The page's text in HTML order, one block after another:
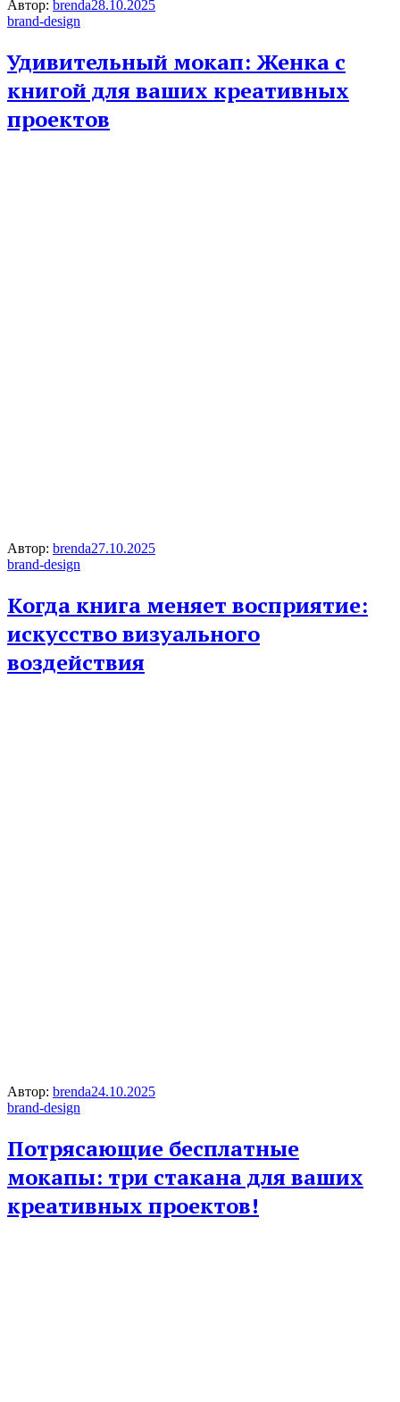
Автор: brenda28.10.2025
brand-design
Удивительный мокап: Женка с
книгой для ваших креативных
проектов
Автор: brenda27.10.2025
brand-design
Когда книга меняет восприятие:
искусство визуального
воздействия
Автор: brenda24.10.2025
brand-design
Потрясающие бесплатные
мокапы: три стакана для ваших
креативных проектов!